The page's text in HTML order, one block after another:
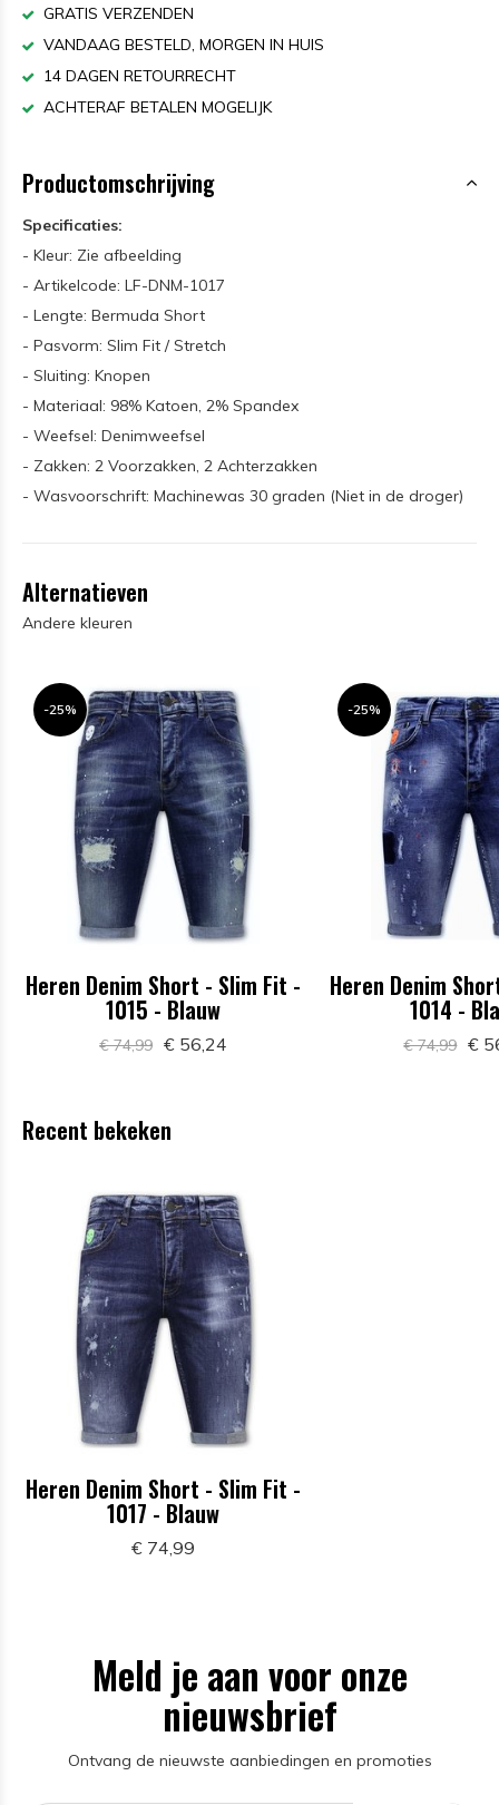
GRATIS VERZENDEN
VANDAAG BESTELD, MORGEN IN HUIS
14 DAGEN RETOURRECHT
ACHTERAF BETALEN MOGELIJK
Productomschrijving
Specificaties:
- Kleur: Zie afbeelding
- Artikelcode: LF-DNM-1017
- Lengte: Bermuda Short
- Pasvorm: Slim Fit / Stretch
- Sluiting: Knopen
- Materiaal: 98% Katoen, 2% Spandex
- Weefsel: Denimweefsel
- Zakken: 2 Voorzakken, 2 Achterzakken
- Wasvoorschrift: Machinewas 30 graden (Niet in de droger)
Alternatieven
Andere kleuren
-25%
Heren Denim Short - Slim Fit -
1015 - Blauw
€ 74,99 € 56,24
-25%
Heren Denim
1014 -
€ 74,99 €
Recent bekeken
Heren Denim Short - Slim Fit -
1017 - Blauw
€ 74,99
Meld je aan voor onze
nieuwsbrief
Ontvang de nieuwste aanbiedingen en promoties